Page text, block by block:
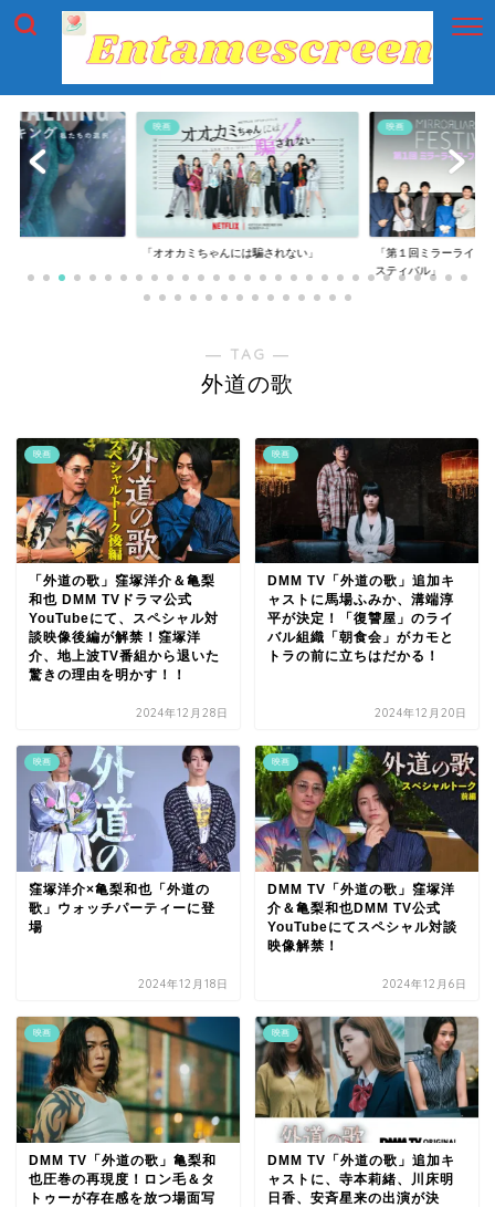
映画
「第１回ミラーライアーフィルムズ・フェ
映画
「第一回横浜国際映画
― TAG ―
外道の歌
映画
「外道の歌」窪塚洋介＆亀梨
和也 DMM TVドラマ公式
YouTubeにて、スペシャル対
談映像後編が解禁！窪塚洋
介、地上波TV番組から退いた
驚きの理由を明かす！！
2024年12月28日
映画
DMM TV「外道の歌」追加キ
ャストに馬場ふみか、溝端淳
平が決定！「復讐屋」のライ
バル組織「朝食会」がカモと
トラの前に立ちはだかる！
2024年12月20日
映画
窪塚洋介×亀梨和也「外道の
歌」ウォッチパーティーに登
場
2024年12月18日
映画
DMM TV「外道の歌」窪塚洋
介＆亀梨和也DMM TV公式
YouTubeにてスペシャル対談
映像解禁！
2024年12月6日
映画
DMM TV「外道の歌」亀梨和
也圧巻の再現度！ロン毛＆タ
トゥーが存在感を放つ場面写
映画
DMM TV「外道の歌」追加キ
ャストに、寺本莉緒、川床明
日香、安斉星来の出演が決